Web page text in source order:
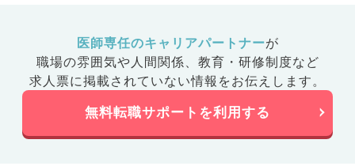
医師専任のキャリアパートナーが
職場の雰囲気や人間関係、 教育・研修制度など
求人票に掲載されていない情報をお伝えします。
無料転職サポートを利用する